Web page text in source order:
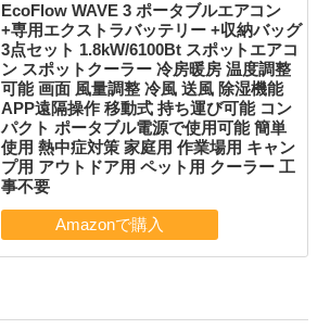
EcoFlow WAVE 3 ポータブルエアコン
+専用エクストラバッテリー +収納バッグ
3点セット 1.8kW/6100Bt スポットエアコ
ン スポットクーラー 冷房暖房 温度調整
可能 画面 風量調整 冷風 送風 除湿機能
APP遠隔操作 移動式 持ち運び可能 コン
パクト ポータブル電源で使用可能 簡単
使用 熱中症対策 家庭用 作業場用 キャン
プ用 アウトドア用 ペット用 クーラー 工
事不要